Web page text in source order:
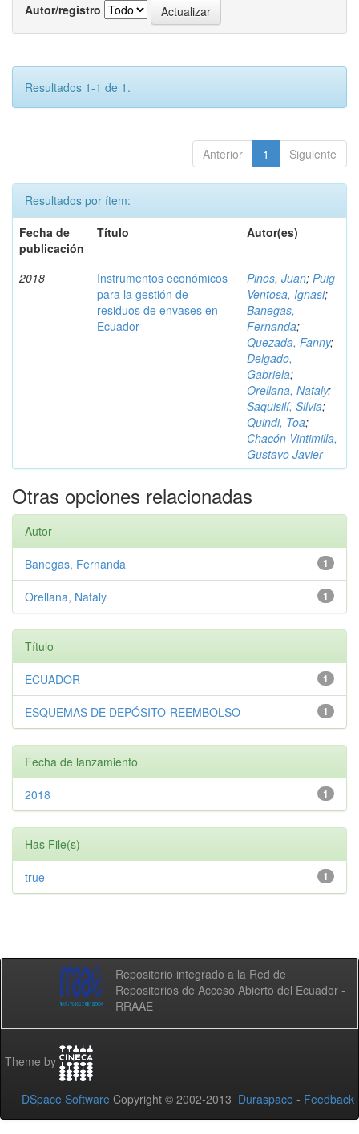
Autor/registro
Resultados 1-1 de 1.
Anterior 1 Siguiente
Resultados por ítem:
Fecha de
publicación
Título Autor(es)
2018
Instrumentos económicos
para la gestión de
residuos de envases en
Ecuador
Pinos, Juan; Puig
Ventosa, Ignasi;
Banegas,
Fernanda;
Quezada, Fanny;
Delgado,
Gabriela;
Orellana, Nataly;
Saquisilí, Silvia;
Quindi, Toa;
Chacón Vintimilla,
Gustavo Javier
Otras opciones relacionadas
Autor
1
Banegas, Fernanda
1
Orellana, Nataly
Título
1
ECUADOR
1
ESQUEMAS DE DEPÓSITO-REEMBOLSO
Fecha de lanzamiento
1
2018
Has File(s)
1
true
Repositorio integrado a la Red de
Repositorios de Acceso Abierto del Ecuador -
RRAAE
Theme by
DSpace Software Copyright © 2002-2013 Duraspace - Feedback